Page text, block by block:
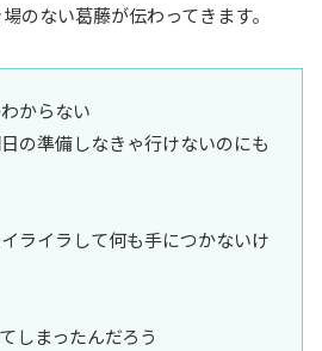
のない葛藤が伝わってきます。
からない
の準備しなきゃ行けないのにも
ライラして何も手につかないけ
しまったんだろう